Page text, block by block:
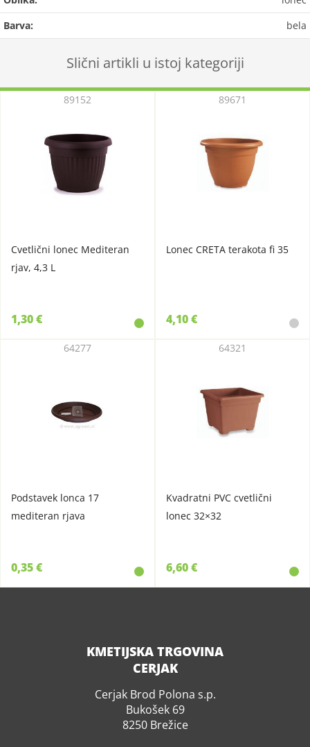
Barva:
bela
Slični artikli u istoj kategoriji
Cvetlični lonec Mediteran
rjav, 4,3 L
89152
1,30 €
Lonec CRETA terakota fi 35
89671
4,10 €
Podstavek lonca 17
mediteran rjava
64277
0,35 €
Kvadratni PVC cvetlični
lonec 32×32
64321
6,60 €
KMETIJSKA TRGOVINA
CERJAK
Cerjak Brod Polona s.p.
Bukošek 69
8250 Brežice